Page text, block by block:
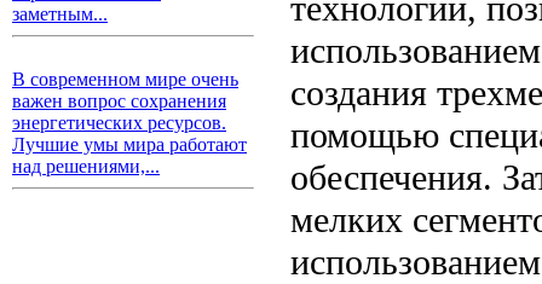
заметным...
В современном мире очень
важен вопрос сохранения
энергетических ресурсов.
Лучшие умы мира работают
над решениями,...
технологии,
создания
помощью
обеспечения.
мелких